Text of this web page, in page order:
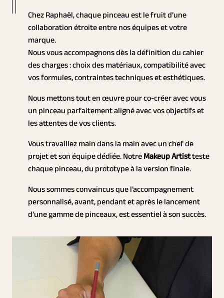
Chez Raphaël, chaque pinceau est le fruit d’une
collaboration étroite entre nos équipes et votre
marque.
Nous vous accompagnons dès la définition du cahier
des charges : choix des matériaux, compatibilité avec
vos formules, contraintes techniques et esthétiques.
Nous mettons tout en œuvre pour co-créer avec vous
un pinceau parfaitement aligné avec vos objectifs et
les attentes de vos clients.
Vous travaillez main dans la main avec un chef de
projet et son équipe dédiée. Notre Makeup Artistteste
chaque pinceau, du prototype à la version finale.
Nous sommes convaincus que l’accompagnement
personnalisé, avant, pendant et après le lancement
d’une gamme de pinceaux, est essentiel à son succès.